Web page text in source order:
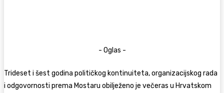
- Oglas -
Trideset i šest godina političkog kontinuiteta, organizacijskog rada
i odgovornosti prema Mostaru obilježeno je večeras u Hrvatskom